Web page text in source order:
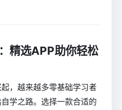
精选APP助你轻松
，越来越多零基础学习者
学之路。选择一款合适的